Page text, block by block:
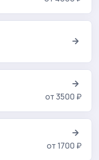
от 3500 ₽
от 1700 ₽